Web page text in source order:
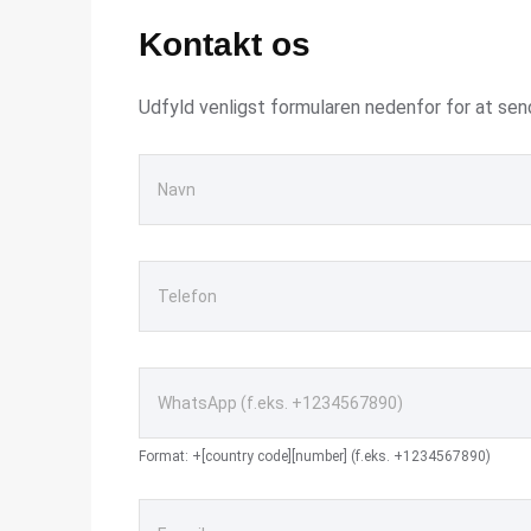
Kontakt os
Udfyld venligst formularen nedenfor for at
Format: +[country code][number] (f.eks. +1234567890)